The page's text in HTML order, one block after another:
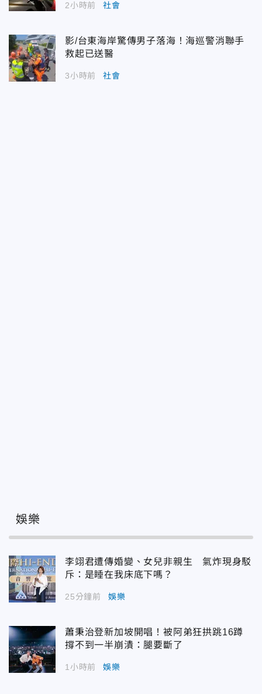
2小時前 社會
影/台東海岸驚傳男子落海！海巡警消聯手
救起已送醫
3小時前 社會
娛樂
李翊君遭傳婚變、女兒非親生 氣炸現身駁
斥：是睡在我床底下嗎？
25分鐘前 娛樂
蕭秉治登新加坡開唱！被阿弟狂拱跳16蹲
撐不到一半崩潰：腿要斷了
1小時前 娛樂